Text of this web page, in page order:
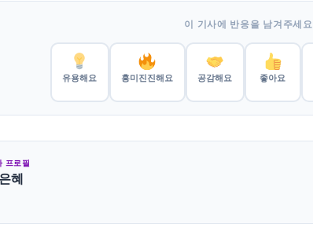
이 기사에 반응을 남겨주세요
유용해요 흥미진진해요 공감해요 좋아요
프로필
혜